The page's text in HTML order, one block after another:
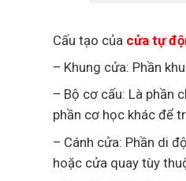
Cấu tạo của cửa tự
– Khung cửa: Phần
– Bộ cơ cấu: Là phần
phần cơ học khác để
– Cánh cửa: Phần di
hoặc cửa quay tùy